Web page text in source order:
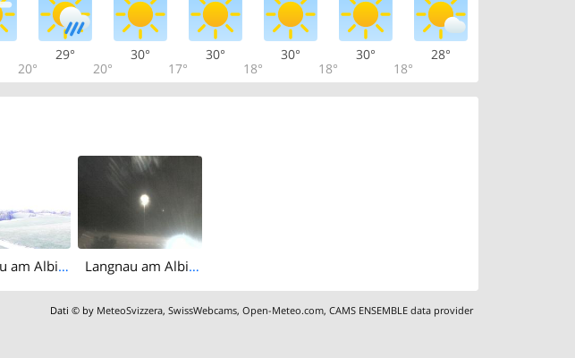
20°
29°
20°
30°
17°
30°
18°
30°
18°
30°
18°
28°
Langnau am Albis › South-west: Naturfreundeweg 8 - Rigi - Mount Pilatus - Eiger - Mönch - Jungfrau Langnau am Albis › South: Albis Pass - Schlittenhang mit Verpflegungsmöglichkeit - Albisstrasse
Dati © by MeteoSvizzera,SwissWebcams,Open-Meteo.com,CAMS ENSEMBLE data provider